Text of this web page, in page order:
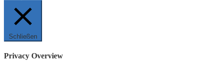
Schließen
Privacy Overview